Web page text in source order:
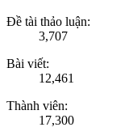
Đề tài thảo luận:
3,707
Bài viết:
12,461
Thành viên:
17,300